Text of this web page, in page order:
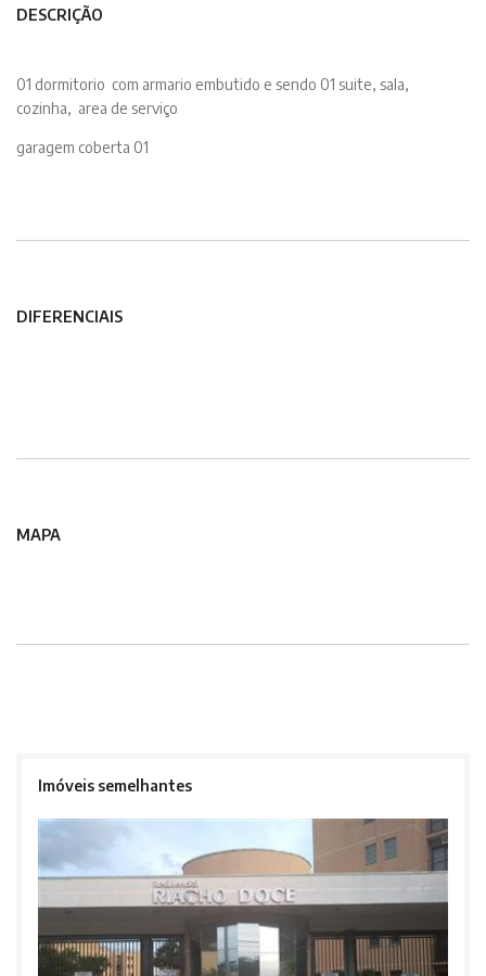
DESCRIÇÃO
01 dormitorio com armario embutido e sendo 01 suite, sala,
cozinha, area de serviço
garagem coberta 01
DIFERENCIAIS
MAPA
Imóveis semelhantes